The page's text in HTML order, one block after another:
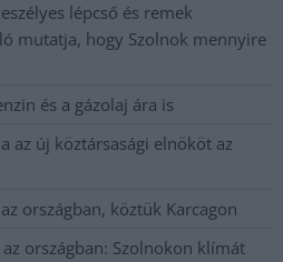
lépcső és remek
mutatja, hogy Szolnok mennyire
és a gázolaj ára is
az új köztársasági elnököt az
országban, köztük Karcagon
országban: Szolnokon klímát